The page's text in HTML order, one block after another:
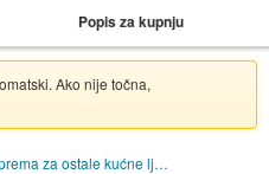
Popis za kupnju
Ako nije točna,
Oprema za ostale kućne ljubimce